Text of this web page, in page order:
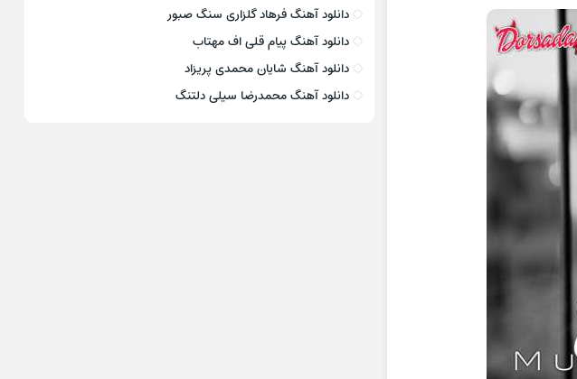
دانلود آهنگ فرهاد گلزاری سنگ صبور
دانلود آهنگ پیام قلی اف مهتاب
دانلود آهنگ شایان محمدی پریزاد
دانلود آهنگ محمدرضا سیلی دلتنگ